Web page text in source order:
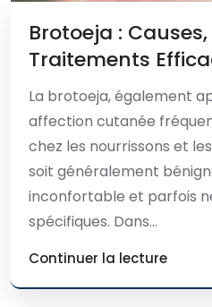
Brotoeja :
Traitements
La brotoeja, également
affection cutanée
chez les nourrissons et
soit généralement
inconfortable et parfois
spécifiques. Dans...
Continuer la lecture